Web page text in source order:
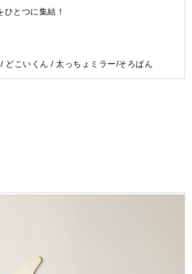
とつに集結！
どこいくん / 太っちょミラー/そろばん